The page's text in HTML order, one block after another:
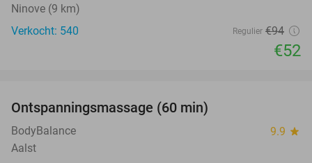
Ninove (9 km)
Verkocht: 540
Regulier €94
€52
Ontspanningsmassage (60 min)
BodyBalance 9.9 star
Aalst